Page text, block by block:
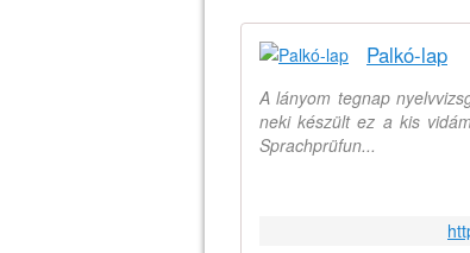
Palkó-lap
A lányom tegnap
neki készült ez a kis
Sprachprüfun...